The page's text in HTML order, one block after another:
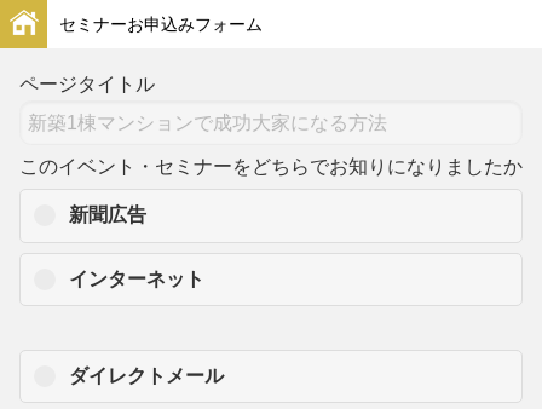
セミナーお申込みフォーム
ページタイトル
このイベント・セミナーをどちらでお知りになりましたか
新聞広告
インターネット
ダイレクトメール